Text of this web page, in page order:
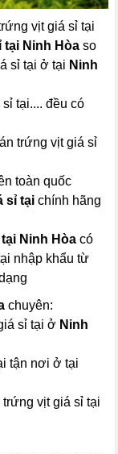
vịt giá sỉ tại
Ninh Hòa so
sỉ tại ở tại Ninh
tại.... đều có
trứng vịt giá sỉ
toàn quốc
sỉ tại chính hãng
Ninh Hòa có
nhập khẩu từ
chuyên:
sỉ tại ở Ninh
tận nơi ở tại
vịt giá sỉ tại